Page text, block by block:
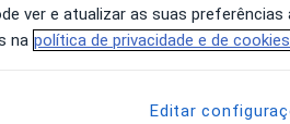
ver e atualizar as suas
na política de privacidade e de
Editar